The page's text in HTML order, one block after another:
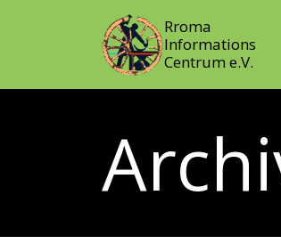
Rroma
Informations
Centrum e.V.